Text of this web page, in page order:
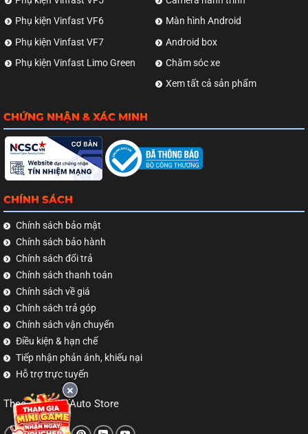
Phụ kiện Vinfast VF6
Phụ kiện Vinfast VF7
Phụ kiện Vinfast Limo Green
Màn hình Android
Android box
Chăm sóc xe
Xem tất cả sản phẩm
CHỨNG NHẬN & XÁC MINH
CHÍNH SÁCH
Chính sách bảo mật
Chính sách bảo hành
Chính sách đổi trả
Chính sách thanh toán
Chính sách về giá
Chính sách trả góp
Chính sách vận chuyển
Điều kiện & hạn chế
Tiếp nhận phản ánh, khiếu nại
Hỗ trợ trực tuyến
Theo dõi TNB Auto Store